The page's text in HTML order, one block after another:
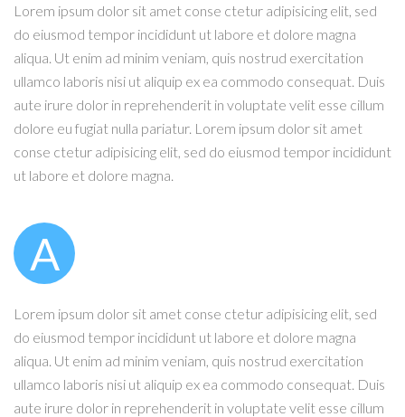
Lorem ipsum dolor sit amet conse ctetur adipisicing elit, sed
do eiusmod tempor incididunt ut labore et dolore magna
aliqua. Ut enim ad minim veniam, quis nostrud exercitation
ullamco laboris nisi ut aliquip ex ea commodo consequat. Duis
aute irure dolor in reprehenderit in voluptate velit esse cillum
dolore eu fugiat nulla pariatur. Lorem ipsum dolor sit amet
conse ctetur adipisicing elit, sed do eiusmod tempor incididunt
ut labore et dolore magna.
A
Lorem ipsum dolor sit amet conse ctetur adipisicing elit, sed
do eiusmod tempor incididunt ut labore et dolore magna
aliqua. Ut enim ad minim veniam, quis nostrud exercitation
ullamco laboris nisi ut aliquip ex ea commodo consequat. Duis
aute irure dolor in reprehenderit in voluptate velit esse cillum